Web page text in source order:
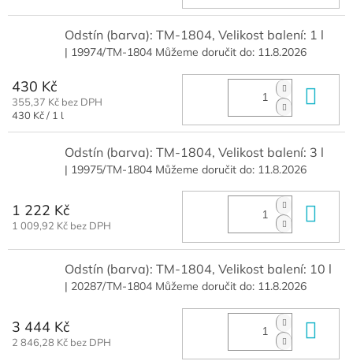
Odstín (barva): TM-1804, Velikost balení: 1 l
| 19974/TM-1804 Můžeme doručit do: 11.8.2026
430 Kč
355,37 Kč bez DPH
Měrná
cena:
430 Kč / 1 l
Odstín (barva): TM-1804, Velikost balení: 3 l
| 19975/TM-1804 Můžeme doručit do: 11.8.2026
1 222 Kč
1 009,92 Kč bez DPH
Odstín (barva): TM-1804, Velikost balení: 10 l
| 20287/TM-1804 Můžeme doručit do: 11.8.2026
3 444 Kč
2 846,28 Kč bez DPH